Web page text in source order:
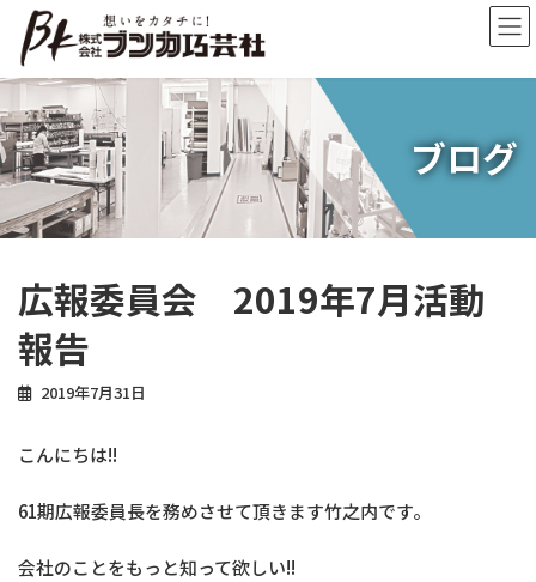
ン
ツ
へ
ス
キ
ッ
プ
ー
シ
ョ
ン
に
移
動
ブログ
広報委員会 2019年7月活動
報告
2019年7月31日
こんにちは!!
61期広報委員長を務めさせて頂きます竹之内です。
会社のことをもっと知って欲しい!!